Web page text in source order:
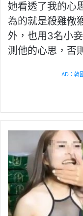
她看透了我的心
為的就是殺雞儆
外，也用3名小
測他的心思，否
AD：韓